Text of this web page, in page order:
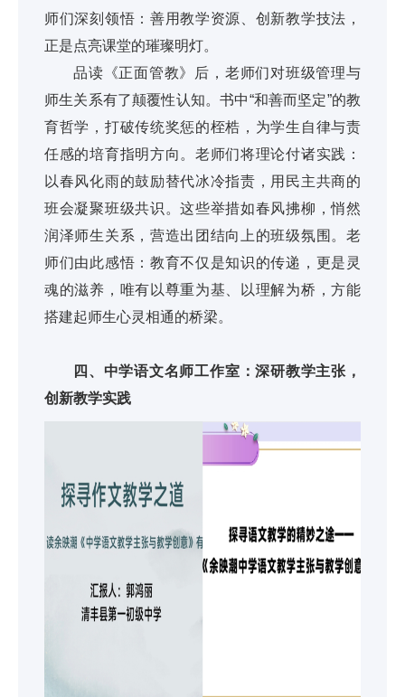
师们深刻领悟：善用教学资源、创新教学技法，
正是点亮课堂的璀璨明灯。
品读《正面管教》后，老师们对班级管理与
师生关系有了颠覆性认知。书中“和善而坚定”的教
育哲学，打破传统奖惩的桎梏，为学生自律与责
任感的培育指明方向。老师们将理论付诸实践：
以春风化雨的鼓励替代冰冷指责，用民主共商的
班会凝聚班级共识。这些举措如春风拂柳，悄然
润泽师生关系，营造出团结向上的班级氛围。老
师们由此感悟：教育不仅是知识的传递，更是灵
魂的滋养，唯有以尊重为基、以理解为桥，方能
搭建起师生心灵相通的桥梁。
四、中学语文名师工作室：深研教学主张，
创新教学实践